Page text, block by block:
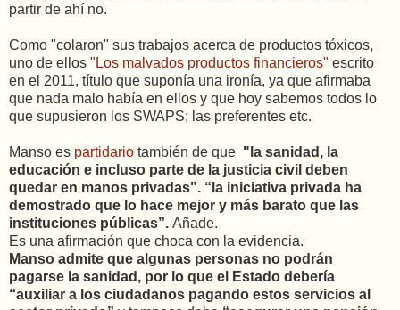
partir de ahí no.
Como "colaron" sus trabajos acerca de productos tóxicos,
uno de ellos "Los malvados productos financieros" escrito
en el 2011, título que suponía una ironía, ya que afirmaba
que nada malo había en ellos y que hoy sabemos todos lo
que supusieron los SWAPS; las preferentes etc.
Manso es partidario también de que "la sanidad, la
educación e incluso parte de la justicia civil deben
quedar en manos privadas". “la iniciativa privada ha
demostrado que lo hace mejor y más barato que las
instituciones públicas”. Añade.
Es una afirmación que choca con la evidencia.
Manso admite que algunas personas no podrán
pagarse la sanidad, por lo que el Estado debería
“auxiliar a los ciudadanos pagando estos servicios al